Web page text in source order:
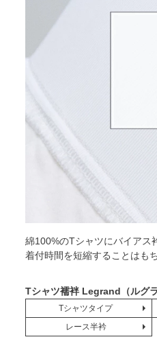
綿100%のTシャツにバイアス
着付時間を短縮することはも
Tシャツ襦袢 Legrand（ルグ
Tシャツタイプ
レース半衿